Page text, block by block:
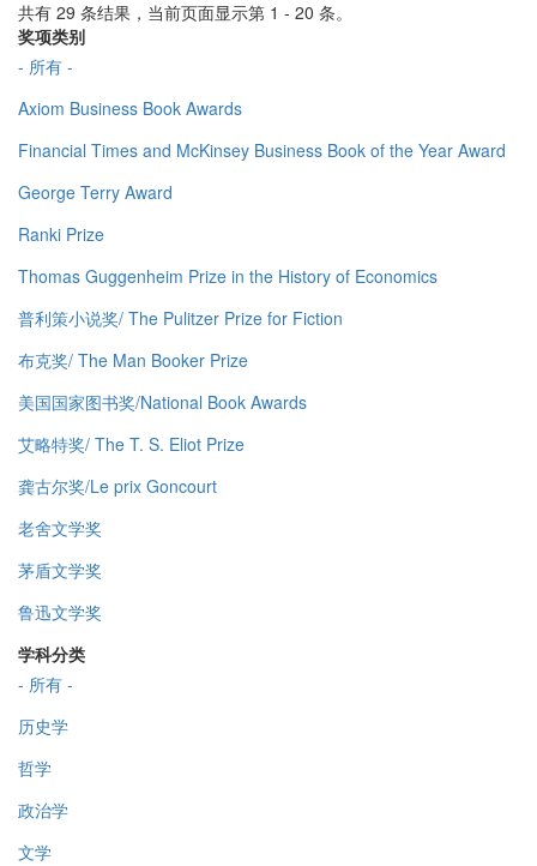
共有 29 条结果，当前页面显示第 1 - 20 条。
奖项类别
- 所有 -
Axiom Business Book Awards
Financial Times and McKinsey Business Book of the Year Award
George Terry Award
Ranki Prize
Thomas Guggenheim Prize in the History of Economics
普利策小说奖/ The Pulitzer Prize for Fiction
布克奖/ The Man Booker Prize
美国国家图书奖/National Book Awards
艾略特奖/ The T. S. Eliot Prize
龚古尔奖/Le prix Goncourt
老舍文学奖
茅盾文学奖
鲁迅文学奖
学科分类
- 所有 -
历史学
哲学
政治学
文学